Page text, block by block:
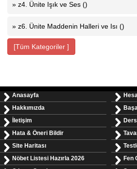
» z4. Ünite Işık ve Ses ()
» z6. Ünite Maddenin Halleri ve Isı ()
[Tüm Kategoriler ]
Anasayfa
Hakkımızda
İletişim
Hata & Öneri Bildir
Site Haritası
Nöbet Listesi Hazırla 2026
Fen